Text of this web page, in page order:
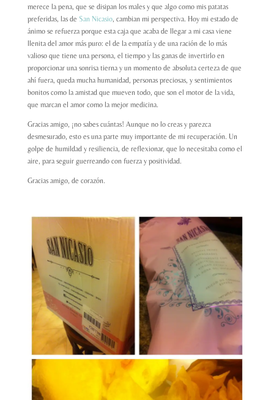
merece la pena, que se disipan los males y que algo como mis patatas
preferidas, las de San Nicasio, cambian mi perspectiva. Hoy mi estado de
ánimo se refuerza porque esta caja que acaba de llegar a mi casa viene
llenita del amor más puro: el de la empatía y de una ración de lo más
valioso que tiene una persona, el tiempo y las ganas de invertirlo en
proporcionar una sonrisa tierna y un momento de absoluta certeza de que
ahí fuera, queda mucha humanidad, personas preciosas, y sentimientos
bonitos como la amistad que mueven todo, que son el motor de la vida,
que marcan el amor como la mejor medicina.
Gracias amigo, ¡no sabes cuántas! Aunque no lo creas y parezca
desmesurado, esto es una parte muy importante de mi recuperación. Un
golpe de humildad y resiliencia, de reflexionar, que lo necesitaba como el
aire, para seguir guerreando con fuerza y positividad.
Gracias amigo, de corazón.